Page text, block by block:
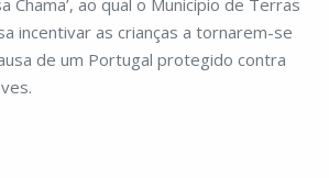
Chama’, ao qual o Município de Terras
incentivar as crianças a tornarem-se
de um Portugal protegido contra